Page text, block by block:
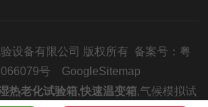
设备有限公司 版权所有 备案号： 粤
号
GoogleSitemap
热老化试验箱,快速温变箱,气候模拟试